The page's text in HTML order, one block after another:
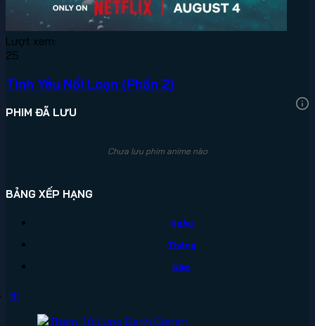
Lượt xem:
25
Tình Yêu Nổi Loạn (Phần 2)
PHIM ĐÃ LƯU
Chưa lưu phim anime nào
BẢNG XẾP HẠNG
Ngày
Tháng
Năm
#1